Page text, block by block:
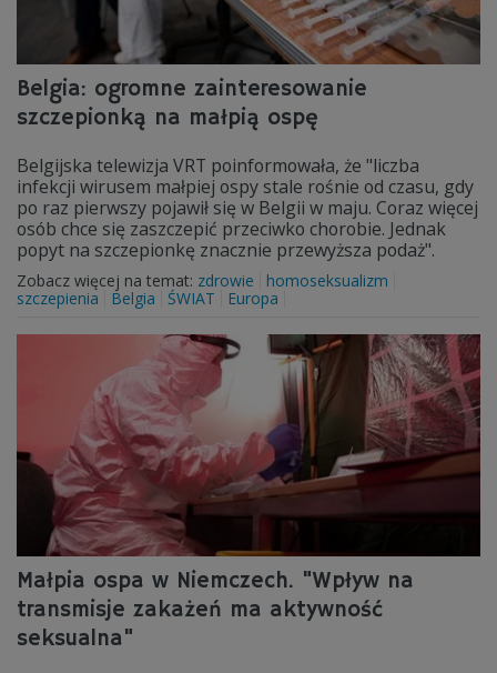
Belgia: ogromne zainteresowanie
szczepionką na małpią ospę
Belgijska telewizja VRT poinformowała, że "liczba
infekcji wirusem małpiej ospy stale rośnie od czasu, gdy
po raz pierwszy pojawił się w Belgii w maju. Coraz więcej
osób chce się zaszczepić przeciwko chorobie. Jednak
popyt na szczepionkę znacznie przewyższa podaż".
Zobacz więcej na temat: zdrowie
homoseksualizm
szczepienia
Belgia ŚWIAT Europa
Małpia ospa w Niemczech. "Wpływ na
transmisje zakażeń ma aktywność
seksualna"